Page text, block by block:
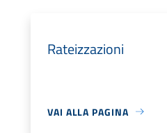
Rateizzazioni
VAI ALLA PAGINA